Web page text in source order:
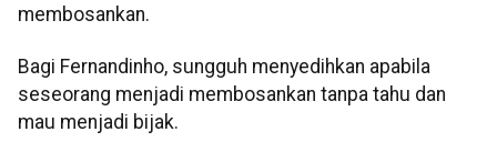
membosankan.
Bagi Fernandinho, sungguh menyedihkan apabila
seseorang menjadi membosankan tanpa tahu dan
mau menjadi bijak.